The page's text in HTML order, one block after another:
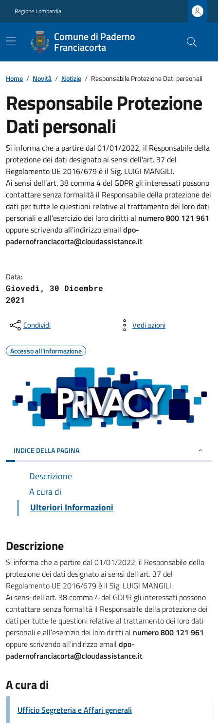
Regione Lombardia
Comune di Paderno
Franciacorta
Home / Novità / Notizie / Responsabile Protezione Dati personali
Responsabile Protezione
Dati personali
Si informa che a partire dal 01/01/2022, il Responsabile della
protezione dei dati designato ai sensi dell'art. 37 del
Regolamento UE 2016/679 è il Sig. LUIGI MANGILI.
Ai sensi dell’art. 38 comma 4 del GDPR gli interessati possono
contattare senza formalità il Responsabile della protezione dei
dati per tutte le questioni relative al trattamento dei loro dati
personali e all’esercizio dei loro diritti al numero 800 121 961
oppure scrivendo all'indirizzo email dpo-
padernofranciacorta@cloudassistance.it
Data:
Giovedì, 30 Dicembre
2021
Condividi Vedi azioni
Accesso all'informazione
INDICE DELLA PAGINA
Descrizione
A cura di
Ulteriori Informazioni
Descrizione
Si informa che a partire dal 01/01/2022, il Responsabile della
protezione dei dati designato ai sensi dell'art. 37 del
Regolamento UE 2016/679 è il Sig. LUIGI MANGILI.
Ai sensi dell’art. 38 comma 4 del GDPR gli interessati possono
contattare senza formalità il Responsabile della protezione dei
dati per tutte le questioni relative al trattamento dei loro dati
personali e all’esercizio dei loro diritti al numero 800 121 961
oppure scrivendo all'indirizzo email dpo-
padernofranciacorta@cloudassistance.it
A cura di
Ufficio Segreteria e Affari generali